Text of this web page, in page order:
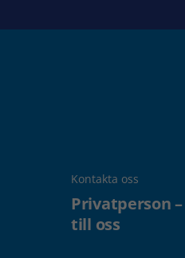
Kontakta oss
Privatperson
till oss